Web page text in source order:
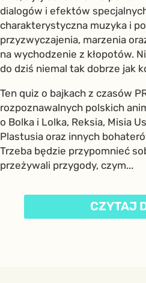
dialogów i efektów
charakterystyczna muzyka i
przyzwyczajenia, marzenia
na wychodzenie z kłopotów.
do dziś niemal tak dobrze jak
Ten quiz o bajkach z czasów
rozpoznawalnych polskich
o Bolka i Lolka, Reksia, Misia
Plastusia oraz innych
Trzeba będzie przypomnieć
przeżywali przygody, czym...
CZYTAJ